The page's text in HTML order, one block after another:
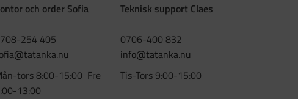
och order Sofia
254 405
tors 8:00-15:00 Fre
13:00
Teknisk support Claes
0706-400 832
info@tatanka.nu
Tis-Tors 9:00-15:00